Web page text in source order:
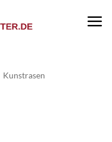
Kunstrasen